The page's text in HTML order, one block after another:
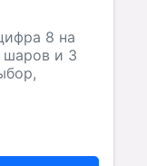
8 на
шаров и 3